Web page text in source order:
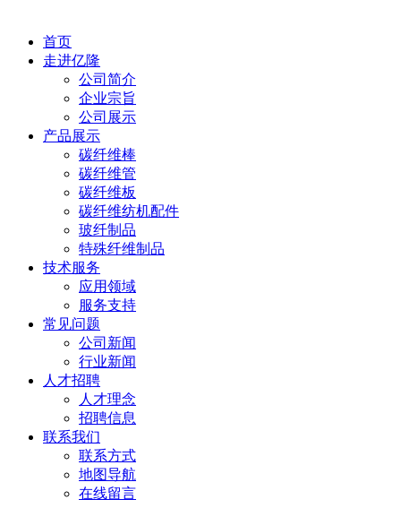
首页
走进亿隆
公司简介
企业宗旨
公司展示
产品展示
碳纤维棒
碳纤维管
碳纤维板
碳纤维纺机配件
玻纤制品
特殊纤维制品
技术服务
应用领域
服务支持
常见问题
公司新闻
行业新闻
人才招聘
人才理念
招聘信息
联系我们
联系方式
地图导航
在线留言